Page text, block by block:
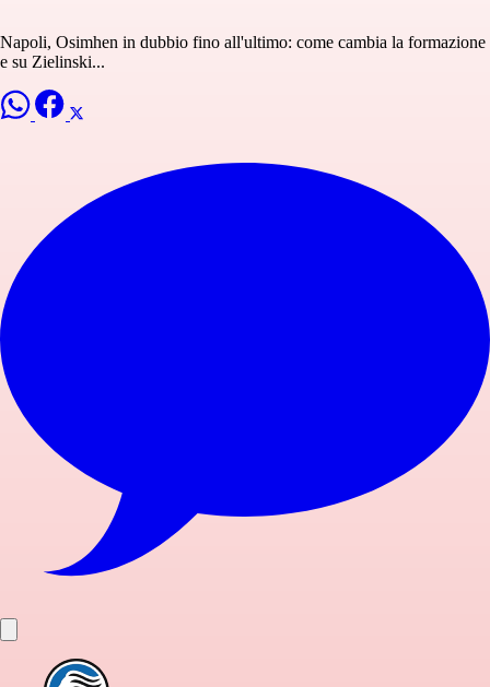
Napoli, Osimhen in dubbio fino all'ultimo: come cambia la formazione
e su Zielinski...